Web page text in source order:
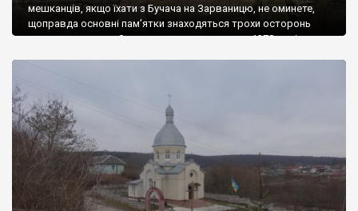
мешканців, якщо їхати з Бучача на Зарваницю, не оминете,
щоправда основні пам’ятки знаходяться трохи осторонь
основного шляху. Згадується село вперше в 1378 році, у